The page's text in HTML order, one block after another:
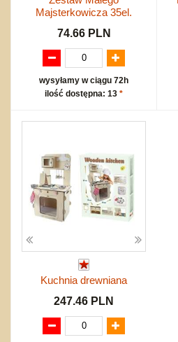
Majsterkowicza 35el.
74.66 PLN
wysyłamy w ciągu 72h
ilość dostępna: 13 *
Kuchnia drewniana
247.46 PLN